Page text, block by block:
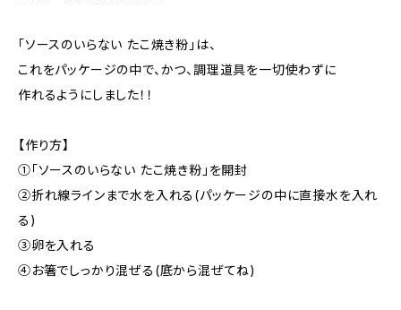
「ソースのいらない たこ焼き粉」は、
これをパッケージの中で、かつ、調理道具を一切使わずに
作れるようにしました！！
【作り方】
①「ソースのいらない たこ焼き粉」を開封
②折れ線ラインまで水を入れる(パッケージの中に直接水を入れ
る)
③卵を入れる
④お箸でしっかり混ぜる(底から混ぜてね)